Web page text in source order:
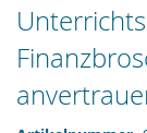
Zum
Anfang
der
Bildergalerie
springen